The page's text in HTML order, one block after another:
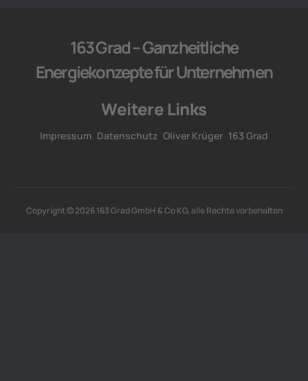
163 Grad – Ganzheitliche
Energiekonzepte für Unternehmen
Weitere Links
Impressum Datenschutz Oliver Krüger 163 Grad
Copyright © 2026 163 Grad GmbH & Co KG, alle Rechte vorbehalten